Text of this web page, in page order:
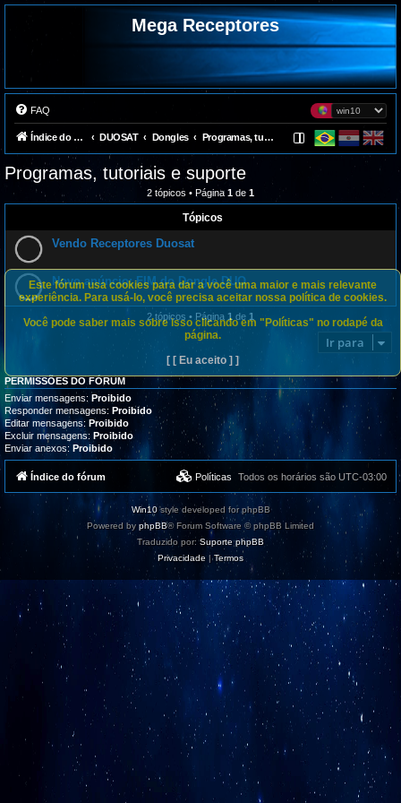
Mega Receptores
FAQ
Índice do fórum DUOSAT Dongles Programas, tutoriais e suporte
Programas, tutoriais e suporte
2 tópicos • Página 1 de 1
Tópicos
Vendo Receptores Duosat
2 tópicos • Página 1 de 1
Ir para
PERMISSÕES DO FÓRUM
Enviar mensagens: Proibido
Responder mensagens: Proibido
Editar mensagens: Proibido
Excluir mensagens: Proibido
Enviar anexos: Proibido
Este fórum usa cookies para dar a você uma maior e mais relevante
experiência. Para usá-lo, você precisa aceitar nossa política de cookies.
Você pode saber mais sobre isso clicando em "Políticas" no rodapé da
página.
[ [ Eu aceito ] ]
Índice do fórum Todos os horários são UTC-03:00
Políticas
Win10style developed for phpBB
Powered by phpBB® Forum Software © phpBB Limited
Traduzido por:Suporte phpBB
Privacidade |Termos